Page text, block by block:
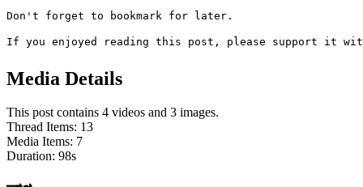
Don't forget to bookmark for later.
If you enjoyed reading this post, please support it
Media Details
This post contains 4 videos and 3 images.
Thread Items: 13
Media Items: 7
Duration: 98s